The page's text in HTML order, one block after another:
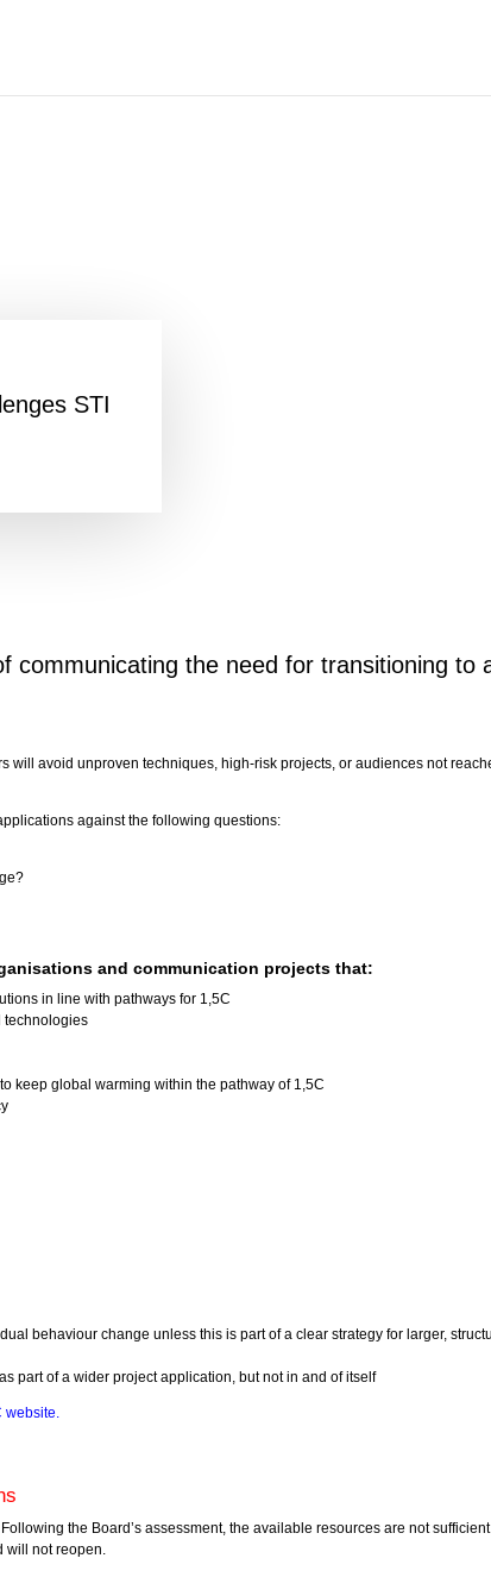
STI
communicating the need for transitioning to
will avoid unproven techniques, high-risk projects, or audiences not
against the following questions:
and communication projects that:
in line with pathways for 1,5C
technologies
keep global warming within the pathway of 1,5C
behaviour change unless this is part of a clear strategy for larger,
part of a wider project application, but not in and of itself
website
the Board’s assessment, the available resources are not
not reopen.